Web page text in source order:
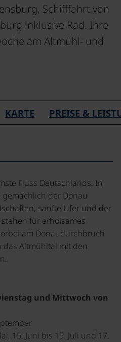
Schifffahrt von
inklusive Rad. Ihre
am Altmühl- und
KARTE PREISE &
Fluss Deutschlands. In
der Donau
sanfte Ufer und der
für erholsames
am Donaudurchbruch
Altmühltal mit den
und Mittwoch von
15. Juni bis 15. Juli und 17.